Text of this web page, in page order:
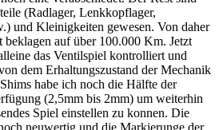
(Radlager, Lenkkopflager,
und Kleinigkeiten gewesen. Von daher
auf über 100.000 Km. Jetzt
das Ventilspiel kontrolliert und
dem Erhaltungszustand der Mechanik
habe ich noch die Hälfte der
(2,5mm bis 2mm) um weiterhin
Spiel einstellen zu konnen. Die